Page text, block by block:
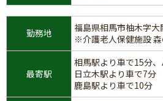
勤務地
福島県相馬市柚木字大
※介護老人保健施設
最寄駅
相馬駅より車で15分
日立木駅より車で7分
鹿島駅より車で10分